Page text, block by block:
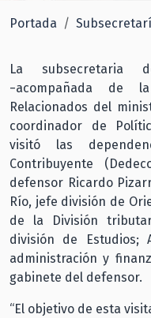
Portada
La subsecretaria
−acompañada de
Relacionados del
coordinador de
visitó las
Contribuyente
defensor Ricardo
Río, jefe división de
de la División
división de Estudios;
administración y
gabinete del defensor.
“El objetivo de esta